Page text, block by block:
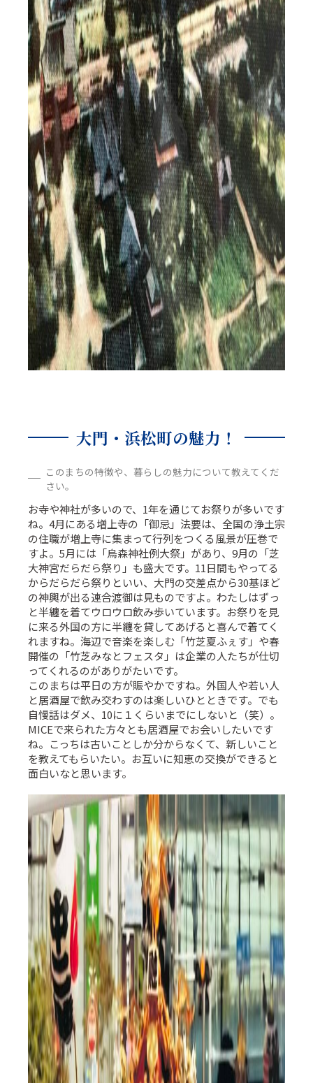
大門・浜松町の魅力！
このまちの特徴や、暮らしの魅力について教えてくだ
さい。
お寺や神社が多いので、1年を通じてお祭りが多いです
ね。4月にある増上寺の「御忌」法要は、全国の浄土宗
の住職が増上寺に集まって行列をつくる風景が圧巻で
すよ。5月には「烏森神社例大祭」があり、9月の「芝
大神宮だらだら祭り」も盛大です。11日間もやってる
からだらだら祭りといい、大門の交差点から30基ほど
の神輿が出る連合渡御は見ものですよ。わたしはずっ
と半纏を着てウロウロ飲み歩いています。お祭りを見
に来る外国の方に半纏を貸してあげると喜んで着てく
れますね。海辺で音楽を楽しむ「竹芝夏ふぇす」や春
開催の「竹芝みなとフェスタ」は企業の人たちが仕切
ってくれるのがありがたいです。
このまちは平日の方が賑やかですね。外国人や若い人
と居酒屋で飲み交わすのは楽しいひとときです。でも
自慢話はダメ、10に１くらいまでにしないと（笑）。
MICEで来られた方々とも居酒屋でお会いしたいです
ね。こっちは古いことしか分からなくて、新しいこと
を教えてもらいたい。お互いに知恵の交換ができると
面白いなと思います。